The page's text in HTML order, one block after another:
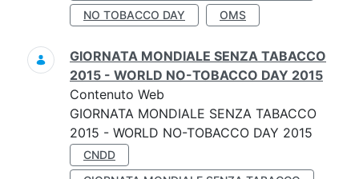
NO TOBACCO DAY
OMS
GIORNATA MONDIALE SENZA TABACCO
2015 - WORLD NO-TOBACCO DAY 2015
Contenuto Web
GIORNATA MONDIALE SENZA TABACCO
2015 - WORLD NO-TOBACCO DAY 2015
CNDD